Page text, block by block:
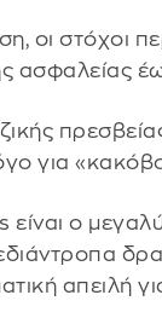
οι στόχοι
ασφαλείας
για
είναι ο
απειλή